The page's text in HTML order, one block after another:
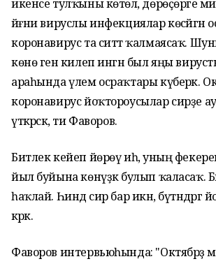
икенсе тулҡыны көтөлә, дөрөҫөрәге
йәғни вируслы инфекциялар көсәйгән
коронавирус та ситтә ҡалмаясаҡ.
көнө генә килеп ингән был яңы
араһында үлем осраҡтары күберәк.
коронавирус йоҡтороусылар сирҙе
үткәрәсәк, ти Фаворов.
Битлек кейеп йөрөү иһә, уның
йыл буйына көнүҙәк булып ҡаласаҡ.
һаҡлай. Һиндә сир бар икән, бүтәндәргә
кәрәк.
Фаворов интервьюһында: "Октябрҙә